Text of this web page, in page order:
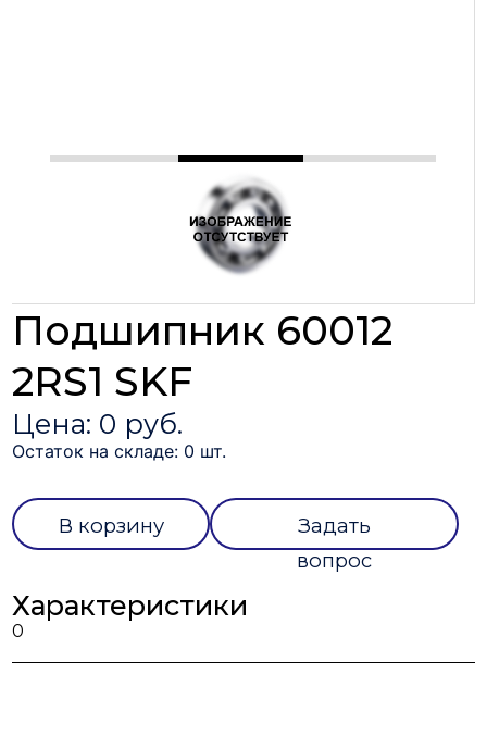
Подшипник 60012
2RS1 SKF
Цена: 0 руб.
Остаток на складе: 0 шт.
В корзину
Задать
вопрос
Характеристики
0